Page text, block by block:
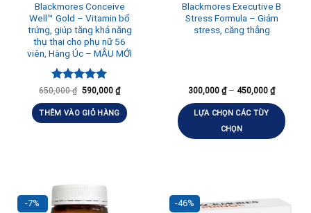
Blackmores Conceive
Well™ Gold – Vitamin bổ
trứng, giúp tăng khả năng
thụ thai cho phụ nữ 56
viên, Hàng Úc – MẪU MỚI
Được xếp
hạng5.00
5 sao
650,000₫ 590,000 ₫
THÊM VÀO GIỎ HÀNG
Blackmores Executive B
Stress Formula – Giảm
stress, căng thẳng
300,000 ₫– 450,000 ₫
LỰA CHỌN CÁC TÙY
CHỌN
-7% -46%